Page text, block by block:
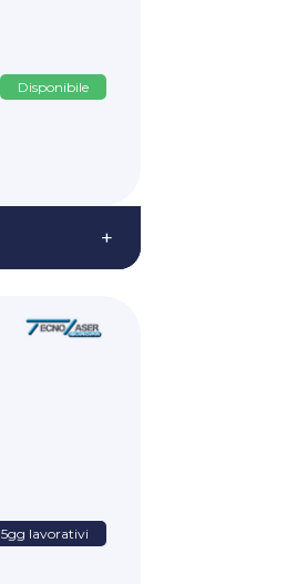
Disponibile
+
5gg lavorativi